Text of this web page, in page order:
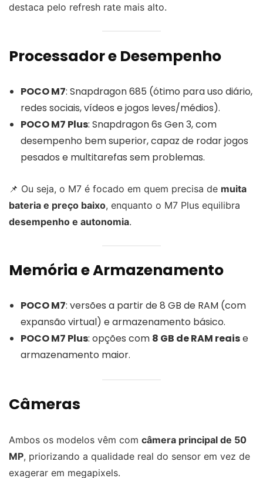
destaca pelo refresh rate mais alto.
Processador e Desempenho
POCO M7: Snapdragon 685 (ótimo para uso diário,
redes sociais, vídeos e jogos leves/médios).
POCO M7 Plus: Snapdragon 6s Gen 3, com
desempenho bem superior, capaz de rodar jogos
pesados e multitarefas sem problemas.
📌 Ou seja, o M7 é focado em quem precisa de muita
bateria e preço baixo, enquanto o M7 Plus equilibra
desempenho e autonomia.
Memória e Armazenamento
POCO M7: versões a partir de 8 GB de RAM (com
expansão virtual) e armazenamento básico.
POCO M7 Plus: opções com 8 GB de RAM reaise
armazenamento maior.
Câmeras
Ambos os modelos vêm com câmera principal de 50
MP, priorizando a qualidade real do sensor em vez de
exagerar em megapixels.